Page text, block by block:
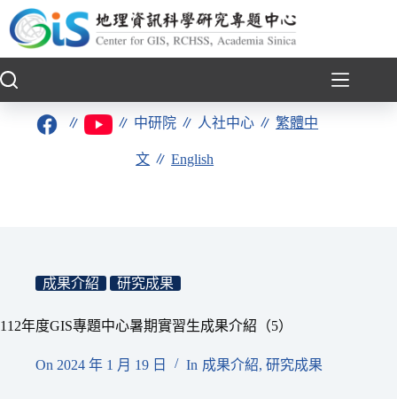
至
要
∥ ∥ 中研院 ∥ 人社中心 ∥繁體中
文 ∥English
成果介紹 研究成果
112年度GIS專題中心暑期實習生成果介紹（5）
On 2024 年 1 月 19 日 In 成果介紹, 研究成果